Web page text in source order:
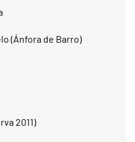
(Ánfora de Barro)
2011)